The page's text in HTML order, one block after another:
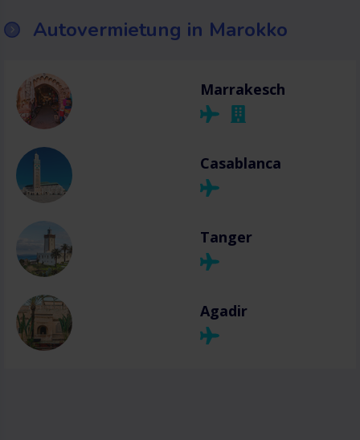
Autovermietung in Marokko
Marrakesch
Casablanca
Tanger
Agadir